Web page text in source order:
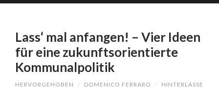
SPRINGENLass‘ mal anfangen! – Vier Ideen
für eine zukunftsorientierte
Kommunalpolitik
HERVORGEHOBEN / DOMENICO FERRARO /
HINTERLASSE